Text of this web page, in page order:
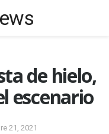
de hielo,
escenario
21, 2021